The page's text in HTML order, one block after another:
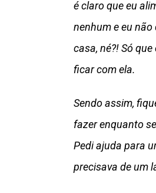
é claro que eu
nenhum e eu
casa, né?! Só
ficar com ela.
Sendo assim,
fazer enquanto
Pedi ajuda para
precisava de um